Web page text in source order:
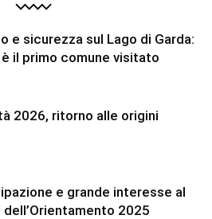
e sicurezza sul Lago di Garda:
il primo comune visitato
2026, ritorno alle origini
e grande interesse al
dell’Orientamento 2025